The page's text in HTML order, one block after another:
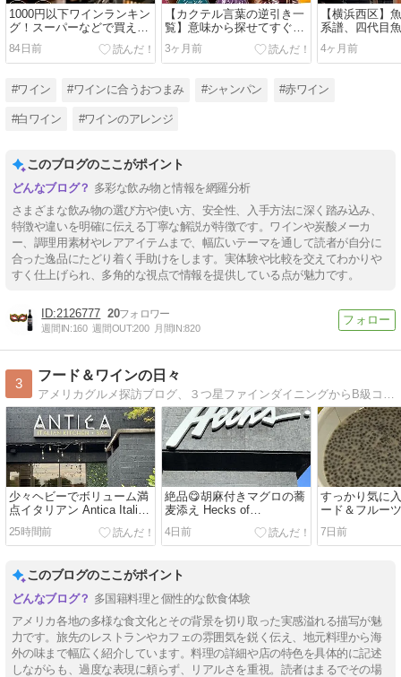
1000円以下ワインランキン
グ！スーパーなどで買える
本当は教えたくないおすす
め銘柄
84日前
【カクテル言葉の逆引き一
覧】意味から探せてすぐ使
える完全版
3ヶ月前
【横浜西区】
系譜、四代目
承と進化の割烹
4ヶ月前
#ワイン #ワインに合うおつまみ #シャンパン #赤ワイン
#白ワイン #ワインのアレンジ
このブログのここがポイント
多彩な飲み物と情報を網羅分析
さまざまな飲み物の選び方や使い方、安全性、入手方法に深く踏み込み、
特徴や違いを明確に伝える丁寧な解説が特徴です。ワインや炭酸メーカ
ー、調理用素材やレアアイテムまで、幅広いテーマを通して読者が自分に
合った逸品にたどり着く手助けをします。実体験や比較を交えてわかりや
すく仕上げられ、多角的な視点で情報を提供している点が魅力です。
2126777 20
週間IN:160 週間OUT:200 月間IN:820
3
フード＆ワインの日々
アメリカグルメ探訪ブログ、３つ星ファインダイニングからB級コンフォートフードまで美味しいもの満載、日本里帰りグルメもあり。
少々ヘビーでボリューム満
点イタリアン Antica Italian
Kitchen + Bar
25時間前
絶品😋胡麻付きマグロの蕎
麦添え Hecks of
Beachwood
4日前
すっかり気に
ード＆フルー
ト朝食
7日前
このブログのここがポイント
多国籍料理と個性的な飲食体験
アメリカ各地の多様な食文化とその背景を切り取った実感溢れる描写が魅
力です。旅先のレストランやカフェの雰囲気を鋭く伝え、地元料理から海
外の味まで幅広く紹介しています。料理の詳細や店の特色を具体的に記述
しながらも、過度な表現に頼らず、リアルさを重視。読者はまるでその場